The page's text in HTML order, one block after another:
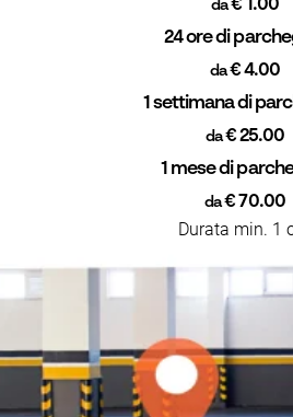
da€ 1.00
24 ore di
da€ 4.00
1 settimana di
da€ 25.00
1 mese di
da€ 70.00
Durata min. 1